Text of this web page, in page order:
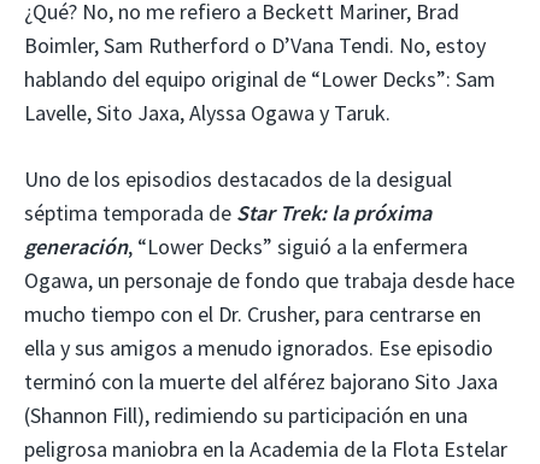
¿Qué? No, no me refiero a Beckett Mariner, Brad
Boimler, Sam Rutherford o D’Vana Tendi. No, estoy
hablando del equipo original de “Lower Decks”: Sam
Lavelle, Sito Jaxa, Alyssa Ogawa y Taruk.
Uno de los episodios destacados de la desigual
séptima temporada de Star Trek: la próxima
generación, “Lower Decks” siguió a la enfermera
Ogawa, un personaje de fondo que trabaja desde hace
mucho tiempo con el Dr. Crusher, para centrarse en
ella y sus amigos a menudo ignorados. Ese episodio
terminó con la muerte del alférez bajorano Sito Jaxa
(Shannon Fill), redimiendo su participación en una
peligrosa maniobra en la Academia de la Flota Estelar